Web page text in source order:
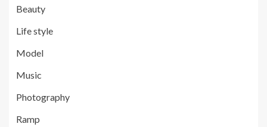
Beauty
Life style
Model
Music
Photography
Ramp